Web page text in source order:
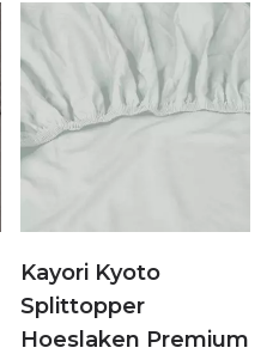
Kayori Kyoto
Splittopper
Hoeslaken Premium